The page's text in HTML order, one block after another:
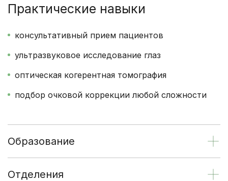
Практические навыки
консультативный прием пациентов
ультразвуковое исследование глаз
оптическая когерентная томография
подбор очковой коррекции любой сложности
Образование
Отделения